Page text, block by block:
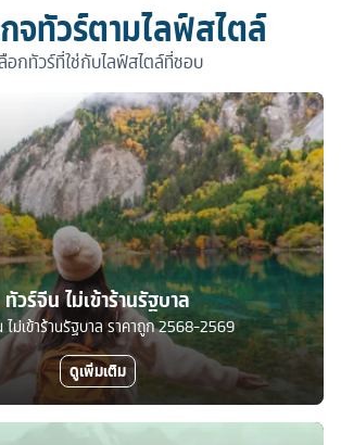
จทัวร์ตามไลฟ์สไตล์
อกทัวร์ที่ใช่กับไลฟ์สไตล์ที่ชอบ
ทัวร์จีน ไม่เข้าร้านรัฐบาล
ไม่เข้าร้านรัฐบาล ราคาถูก 2568-2569
ดูเพิ่มเติม